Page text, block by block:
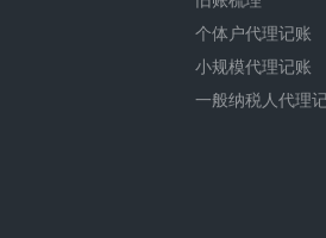
个体户代理记账
小规模代理记账
一般纳税人代理